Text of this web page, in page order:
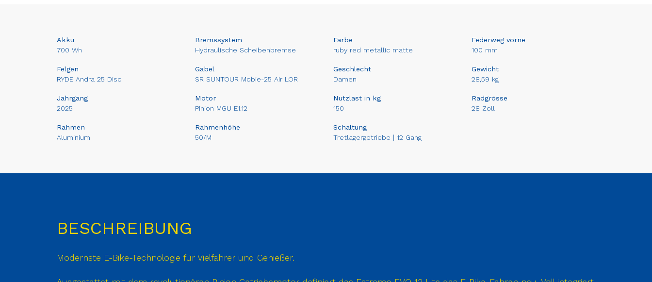
Akku
700 Wh
Bremssystem
Hydraulische Scheibenbremse
Farbe
ruby red metallic matte
Federweg vorne
100 mm
Felgen
RYDE Andra 25 Disc
Gabel
SR SUNTOUR Mobie-25 Air LOR
Geschlecht
Damen
Gewicht
28,59 kg
Jahrgang
2025
Motor
Pinion MGU E1.12
Nutzlast in kg
150
Radgrösse
28 Zoll
Rahmen
Aluminium
Rahmenhöhe
50/M
Schaltung
Tretlagergetriebe | 12 Gang
BESCHREIBUNG
Modernste E-Bike-Technologie für Vielfahrer und Genießer.